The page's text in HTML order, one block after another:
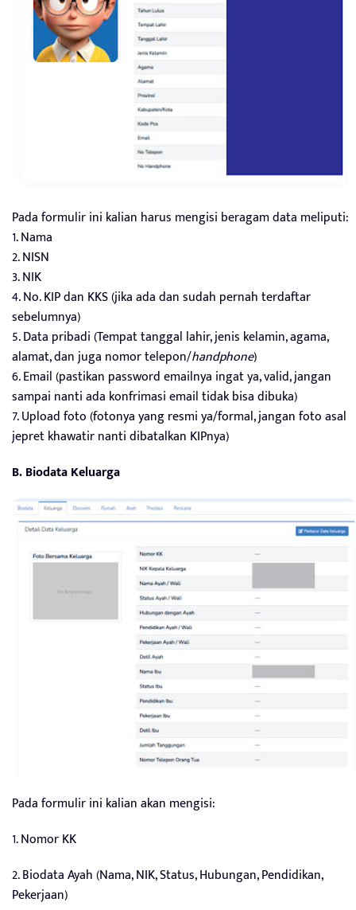
Pada formulir ini kalian harus mengisi beragam data meliputi:
1. Nama
2. NISN
3. NIK
4. No. KIP dan KKS (jika ada dan sudah pernah terdaftar
sebelumnya)
5. Data pribadi (Tempat tanggal lahir, jenis kelamin, agama,
alamat, dan juga nomor telepon/handphone)
6. Email (pastikan password emailnya ingat ya, valid, jangan
sampai nanti ada konfrimasi email tidak bisa dibuka)
7. Upload foto (fotonya yang resmi ya/formal, jangan foto asal
jepret khawatir nanti dibatalkan KIPnya)
B. Biodata Keluarga
Pada formulir ini kalian akan mengisi:
1. Nomor KK
2. Biodata Ayah (Nama, NIK, Status, Hubungan, Pendidikan,
Pekerjaan)